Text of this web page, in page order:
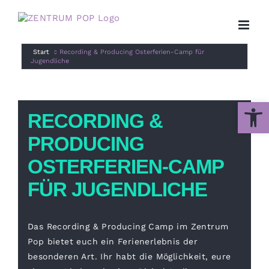
Inhalt
Start
Recording & Producing Osterferien-Camp für
Jugendliche
RECORDING &
PRODUCING
OSTERFERIEN-CAMP
FÜR JUGENDLICHE
Das Recording & Producing Camp im Zentrum
Pop bietet euch ein Ferienerlebnis der
besonderen Art. Ihr habt die Möglichkeit, eure